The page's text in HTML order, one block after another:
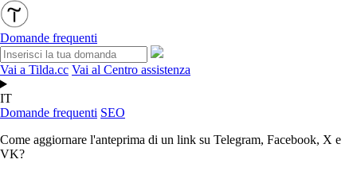
Domande frequenti
Vai a Tilda.cc Vai al Centro assistenza
IT
Domande frequenti SEO
Come aggiornare l'anteprima di un link su Telegram, Facebook, X e
VK?